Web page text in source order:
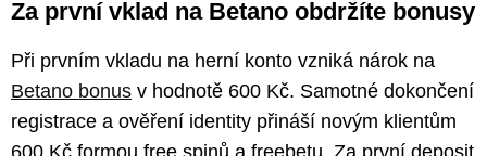
Za první vklad na Betano obdržíte bonusy
Při prvním vkladu na herní konto vzniká nárok na
Betano bonus v hodnotě 600 Kč. Samotné dokončení
registrace a ověření identity přináší novým klientům